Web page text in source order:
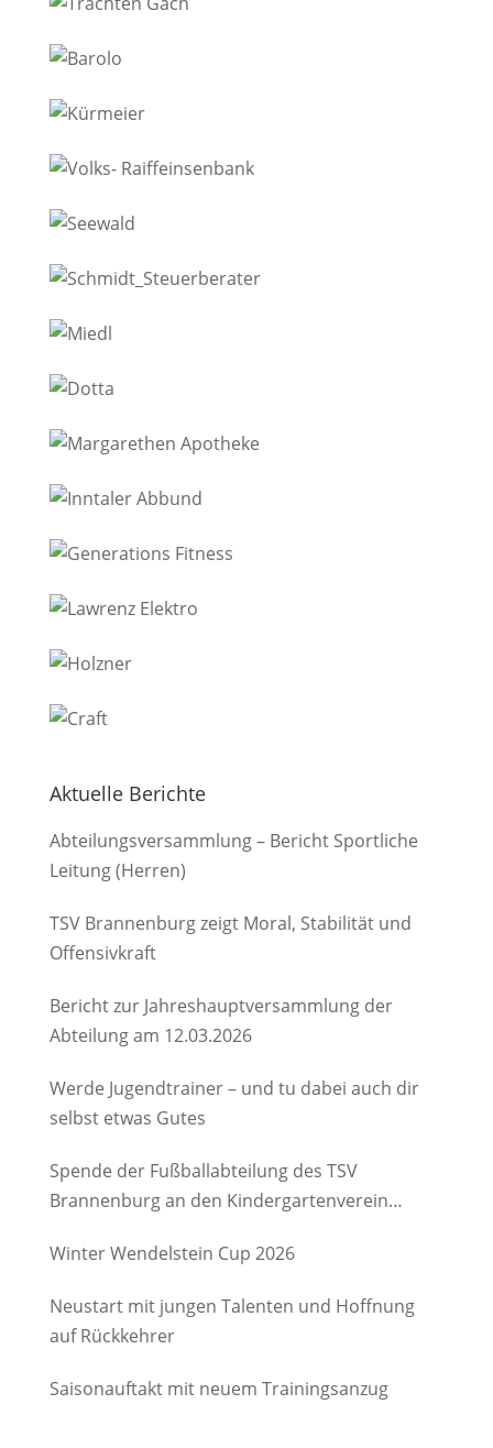
Aktuelle Berichte
Abteilungsversammlung – Bericht Sportliche
Leitung (Herren)
TSV Brannenburg zeigt Moral, Stabilität und
Offensivkraft
Bericht zur Jahreshauptversammlung der
Abteilung am 12.03.2026
Werde Jugendtrainer – und tu dabei auch dir
selbst etwas Gutes
Spende der Fußballabteilung des TSV
Brannenburg an den Kindergartenverein
Winter Wendelstein Cup 2026
Neustart mit jungen Talenten und Hoffnung
auf Rückkehrer
Saisonauftakt mit neuem Trainingsanzug